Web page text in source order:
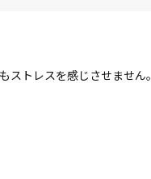
トレスを感じさせません。